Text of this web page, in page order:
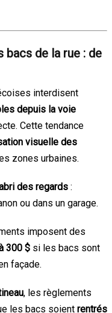
bacs de la rue : de
interdisent
depuis la voie
Cette tendance
visuelle des
zones urbaines.
des regards :
ou dans un garage.
imposent des
300 $ si les bacs sont
façade.
, les règlements
les bacs soient rentrés